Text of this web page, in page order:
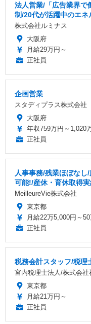
法人営業/「広告業界で
制/20代が活躍中のエ
株式会社ルミナス
大阪府
月給29万円～
正社員
企画営業
スタディプラス株式会社
大阪府
年収759万円～1,020
正社員
人事事務/残業ほぼな
可能!/産休・育休取得実
MeilleureVie株式会社
東京都
月給22万5,000円～50
正社員
税務会計スタッフ/税理
宮内税理士法人/株式会
東京都
月給21万円～
正社員